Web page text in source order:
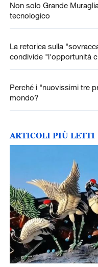
Non solo Grande
tecnologico
La retorica sulla
condivide "l'opportunità
Perché i "nuovissimi tre
mondo?
ARTICOLI PIÙ LETTI